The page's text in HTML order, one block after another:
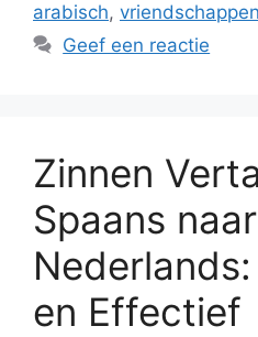
arabisch, vriendschappen
Geef een reactie
Zinnen
Spaans naar
en Effectief